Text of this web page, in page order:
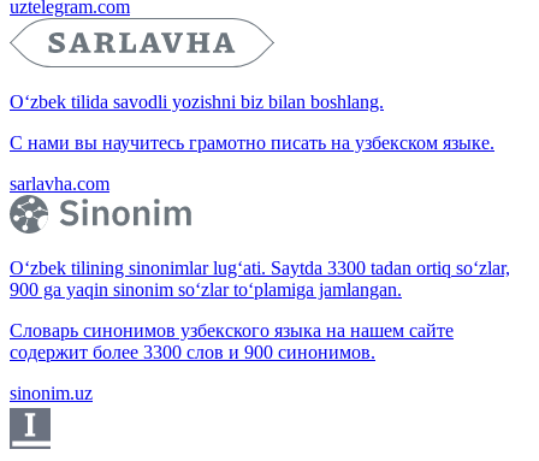
uztelegram.com
O‘zbek tilida savodli yozishni biz bilan boshlang.
С нами вы научитесь грамотно писать на узбекском языке.
sarlavha.com
O‘zbek tilining sinonimlar lug‘ati. Saytda 3300 tadan ortiq so‘zlar,
900 ga yaqin sinonim so‘zlar to‘plamiga jamlangan.
Словарь синонимов узбекского языка на нашем сайте
содержит более 3300 слов и 900 синонимов.
sinonim.uz